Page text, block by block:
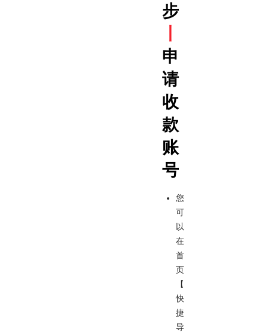
步
申
请
收
款
账
号
您
可
以
在
首
页
【
快
捷
导